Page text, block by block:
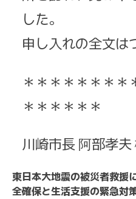
した。
申し入れの全文は
＊＊＊＊＊＊＊＊
＊＊＊＊＊＊
川崎市長 阿部孝夫
東日本大地震の被災者救援
全確保と生活支援の緊急対